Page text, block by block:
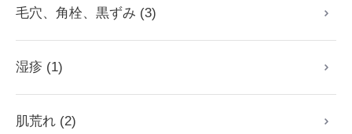
毛穴、角栓、黒ずみ (3)
湿疹 (1)
肌荒れ (2)